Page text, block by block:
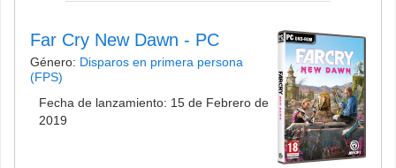
Far Cry New Dawn - PC
Género: Disparos en primera persona
(FPS)
Fecha de lanzamiento: 15 de Febrero de
2019